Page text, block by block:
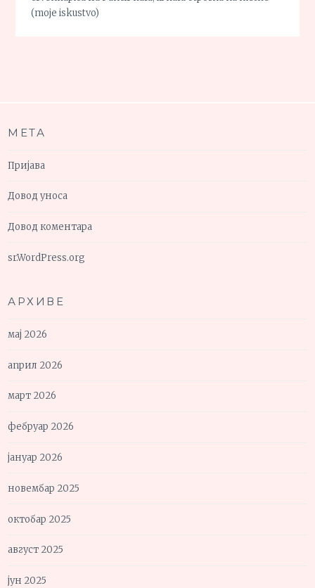
(moje iskustvo)
МЕТА
Пријава
Довод уноса
Довод коментара
sr.WordPress.org
АРХИВЕ
мај 2026
април 2026
март 2026
фебруар 2026
јануар 2026
новембар 2025
октобар 2025
август 2025
јун 2025